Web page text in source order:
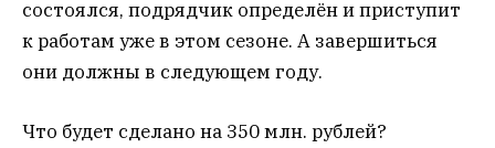
состоялся, подрядчик определён и приступит
к работам уже в этом сезоне. А завершиться
они должны в следующем году.
Что будет сделано на 350 млн. рублей?